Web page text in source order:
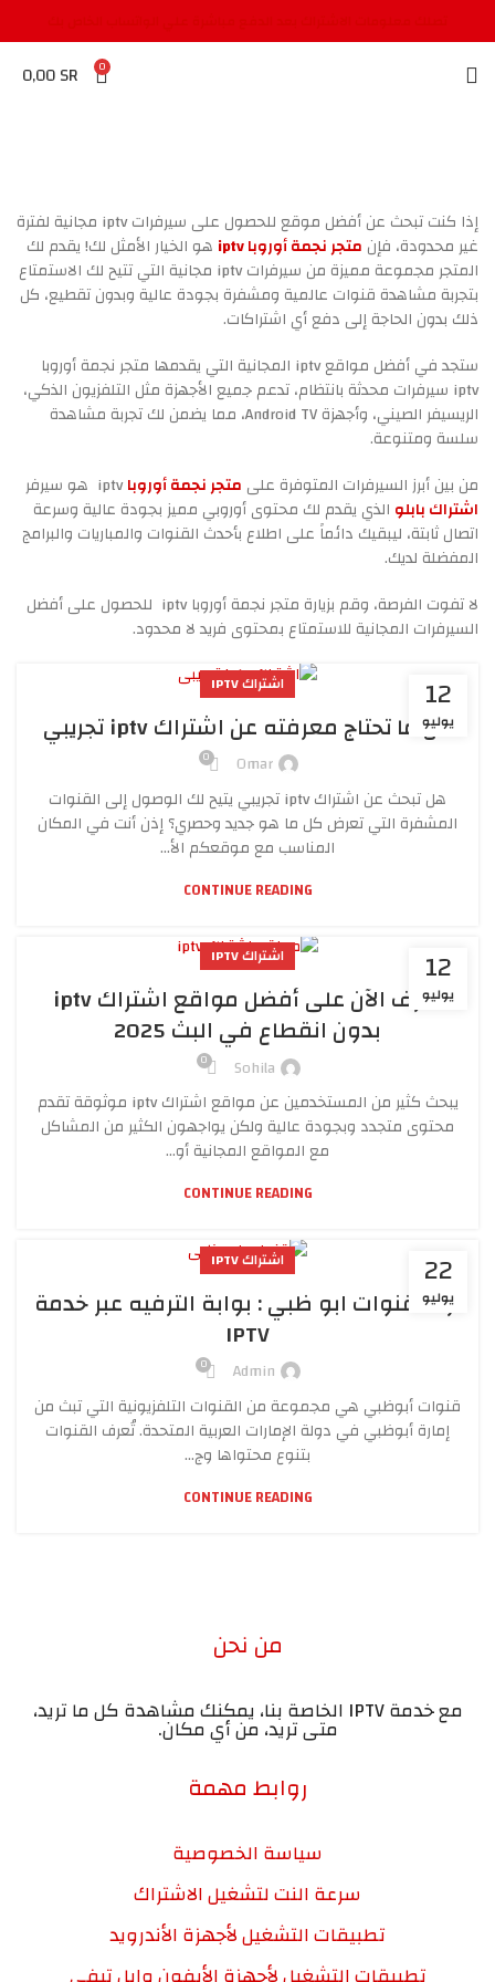
0
0,00SR
إذا كنت تبحث عن أفضل موقع للحصول على سيرفرات iptv مجانية لفترة
غير محدودة، فإن متجر نجمة أوروبا iptv
هو الخيار الأمثل لك! يقدم لك
المتجر مجموعة مميزة من سيرفرات iptv مجانية التي تتيح لك الاستمتاع
بتجربة مشاهدة قنوات عالمية ومشفرة بجودة عالية وبدون تقطيع، كل
ذلك بدون الحاجة إلى دفع أي اشتراكات.
ستجد في أفضل مواقع iptv المجانية التي يقدمها متجر نجمة أوروبا
iptv سيرفرات محدثة بانتظام، تدعم جميع الأجهزة مثل التلفزيون الذكي،
الريسيفر الصيني، وأجهزة Android TV، مما يضمن لك تجربة مشاهدة
سلسة ومتنوعة.
من بين أبرز السيرفرات المتوفرة على متجر نجمة أوروباiptv هو سيرفر
اشتراك بابلو الذي يقدم لك محتوى أوروبي مميز بجودة عالية وسرعة
اتصال ثابتة، ليبقيك دائماً على اطلاع بأحدث القنوات والمباريات والبرامج
المفضلة لديك.
لا تفوت الفرصة، وقم بزيارة متجر نجمة أوروبا iptv للحصول على أفضل
السيرفرات المجانية للاستمتاع بمحتوى فريد لا محدود.
12
يوليو
اشتراك IPTV
كل ما تحتاج معرفته عن اشتراك iptv تجريبي
Omar
0
هل تبحث عن اشتراك iptv تجريبي يتيح لك الوصول إلى القنوات
المشفرة التي تعرض كل ما هو جديد وحصري؟ إذن أنت في المكان
المناسب مع موقعكم الأ...
CONTINUE READING
12
يوليو
اشتراك IPTV
تعرف الآن على أفضل مواقع اشتراك iptv
بدون انقطاع في البث 2025
Sohila
0
يبحث كثير من المستخدمين عن مواقع اشتراك iptv موثوقة تقدم
محتوى متجدد وبجودة عالية ولكن يواجهون الكثير من المشاكل
مع المواقع المجانية أو...
CONTINUE READING
22
يوليو
اشتراك IPTV
تردد قنوات ابو ظبي : بوابة الترفيه عبر خدمة
IPTV
Admin
0
قنوات أبوظبي هي مجموعة من القنوات التلفزيونية التي تبث من
إمارة أبوظبي في دولة الإمارات العربية المتحدة. تُعرف القنوات
بتنوع محتواها وج...
CONTINUE READING
من نحن
مع خدمة IPTV الخاصة بنا، يمكنك مشاهدة كل ما تريد،
متى تريد، من أي مكان.
روابط مهمة
سياسة الخصوصية
سرعة النت لتشغيل الاشتراك
تطبيقات التشغيل لأجهزة الأندرويد